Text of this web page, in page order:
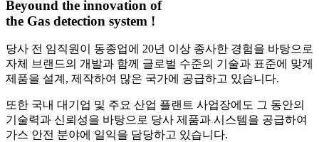
Beyound the innovation of
the Gas detection system !
당사 전 임직원이 동종업에 20년 이상 종사한 경험을 바탕으로
자체 브랜드의 개발과 함께 글로벌 수준의 기술과 표준에 맞게
제품을 설계, 제작하여 많은 국가에 공급하고 있습니다.
또한 국내 대기업 및 주요 산업 플랜트 사업장에도 그 동안의
기술력과 신뢰성을 바탕으로 당사 제품과 시스템을 공급하여
가스 안전 분야에 일익을 담당하고 있습니다.